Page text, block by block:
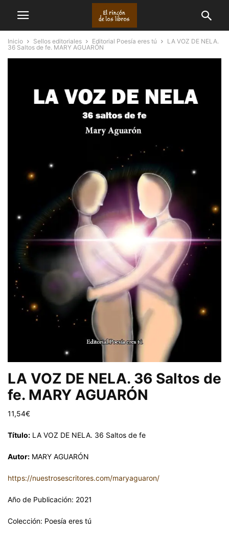
Inicio Sellos editoriales Editorial Poesía eres tú
LA VOZ DE NELA.
36 Saltos de fe. MARY AGUARÓN
LA VOZ DE NELA. 36 Saltos de
fe. MARY AGUARÓN
11,54€
Título: LA VOZ DE NELA. 36 Saltos de fe
Autor: MARY AGUARÓN
https://nuestrosescritores.com/maryaguaron/
Año de Publicación: 2021
Colección: Poesía eres tú